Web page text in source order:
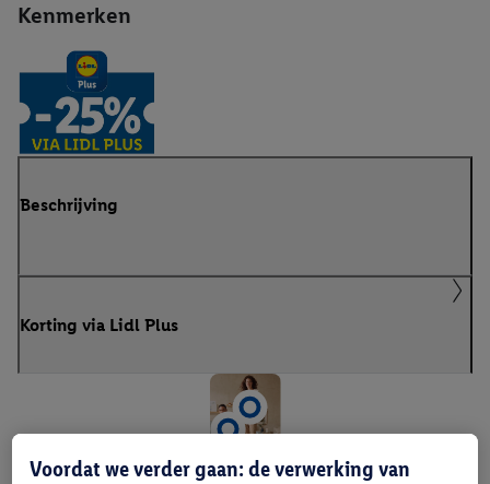
Kenmerken
Beschrijving
Korting via Lidl Plus
Voordat we verder gaan: de verwerking van